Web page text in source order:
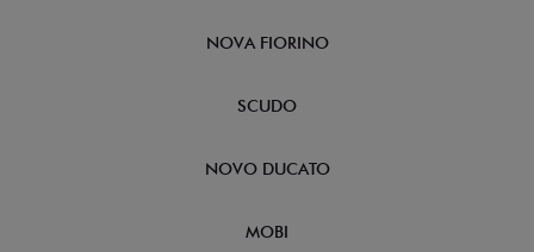
NOVA FIORINO
SCUDO
NOVO DUCATO
MOBI